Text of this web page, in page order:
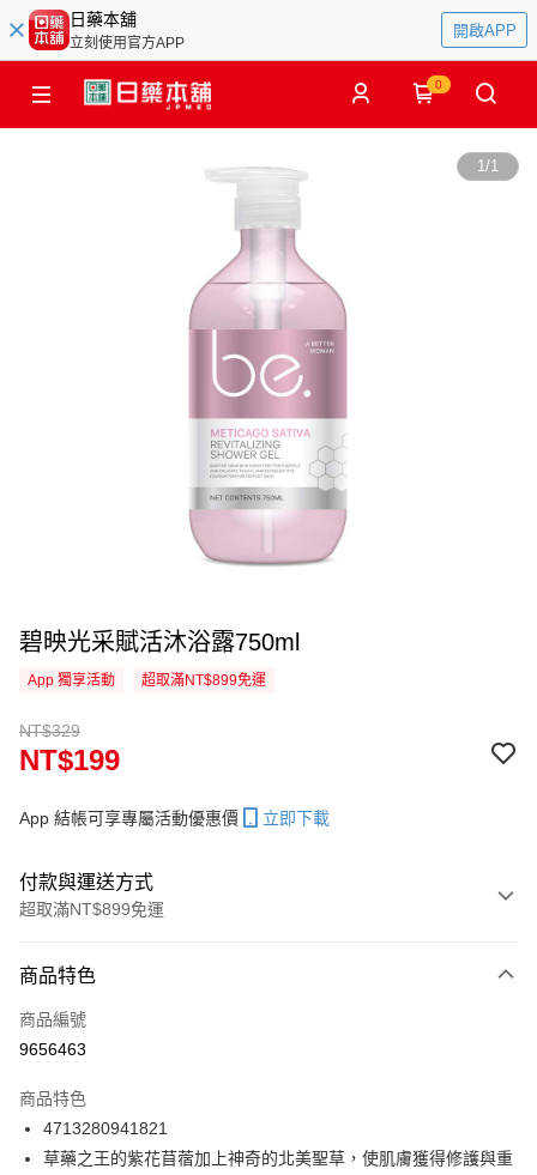
日藥本舖
立刻使用官方APP
開啟APP
0
1/1
碧映光采賦活沐浴露750ml
App 獨享活動 超取滿NT$899免運
NT$329
NT$199
App 結帳可享專屬活動優惠價 立即下載
付款與運送方式
超取滿NT$899免運
信用卡一次付款
信用卡分期付款
合作金庫商業銀行
華南商業銀行
上海商業儲蓄銀行
台北富邦商業銀行
LINE Pay
商品特色
商品編號
9656463
商品特色
4713280941821
草藥之王的紫花苜蓿加上神奇的北美聖草，使肌膚獲得修護與重